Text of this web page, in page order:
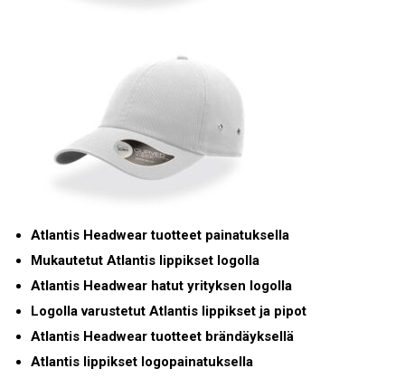
Atlantis Headwear tuotteet painatuksella
Mukautetut Atlantis lippikset logolla
Atlantis Headwear hatut yrityksen logolla
Logolla varustetut Atlantis lippikset ja pipot
Atlantis Headwear tuotteet brändäyksellä
Atlantis lippikset logopainatuksella